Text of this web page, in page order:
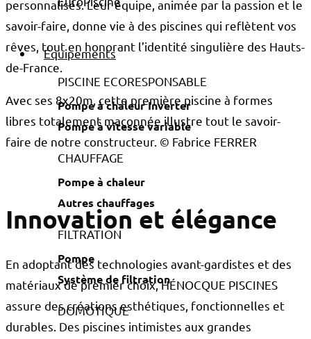
Équipements
PISCINE ECORESPONSABLE
Pompe à chaleur Inverter
Pompe à vitesse variable
CHAUFFAGE
Pompe à chaleur
Autres chauffages
FILTRATION
Pompe
Système de filtration
DOMOTIQUE
personnalisés. Leur équipe, animée par la passion et le
savoir-faire, donne vie à des piscines qui reflètent vos
rêves, tout en honorant l’identité singulière des Hauts-
de-France.
Avec ses 8x20m, cette première piscine à formes
libres totalement maçonnée illustre tout le savoir-
faire de notre constructeur. © Fabrice FERRER
Innovation et élégance
En adoptant des technologies avant-gardistes et des
matériaux de premier choix, HÉNOCQUE PISCINES
assure des créations esthétiques, fonctionnelles et
durables. Des piscines intimistes aux grandes